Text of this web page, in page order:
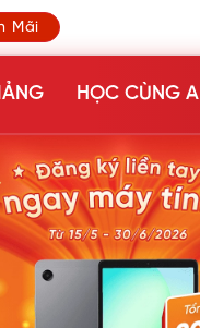
Mãi
HỌC CÙNG AI